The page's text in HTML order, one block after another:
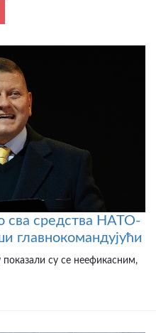
сва средства НАТО-
главнокомандујући
показали су се неефикасним,